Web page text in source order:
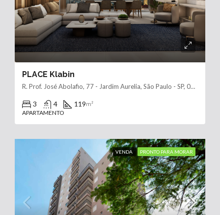
PLACE Klabin
R. Prof. José Abolafio, 77 - Jardim Aurelia, São Paulo - SP, 04118-030, Brasil
3 4 119m²
APARTAMENTO
VENDA PRONTO PARA MORAR